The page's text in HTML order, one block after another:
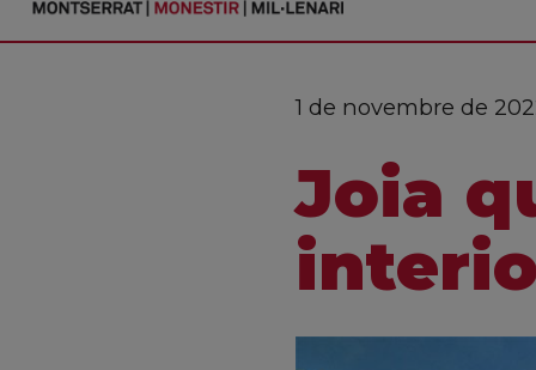
1 de novembre de
Joia